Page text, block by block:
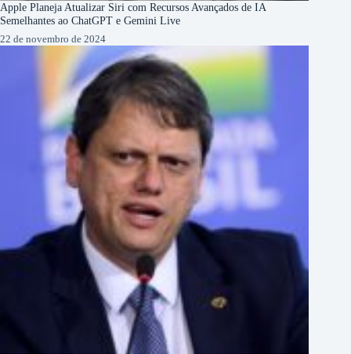
Apple Planeja Atualizar Siri com Recursos Avançados de IA
Semelhantes ao ChatGPT e Gemini Live
22 de novembro de 2024